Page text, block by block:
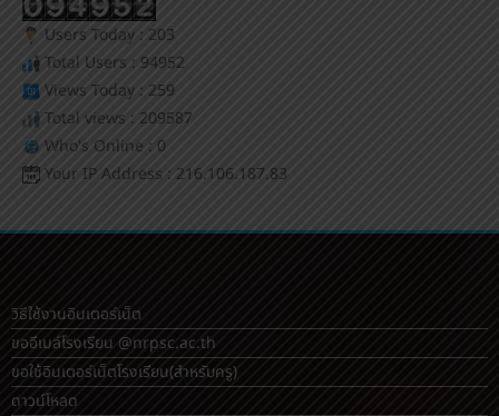
Users Today : 203
Total Users : 94952
Views Today : 259
Total views : 209587
Who's Online : 0
Your IP Address : 216.106.187.83
วิธีใช้งานอินเตอร์เน็ต
ขออีเมล์โรงเรียน @nrpsc.ac.th
ขอใช้อินเตอร์เน็ตโรงเรียน(สำหรับครู)
ดาวน์โหลด